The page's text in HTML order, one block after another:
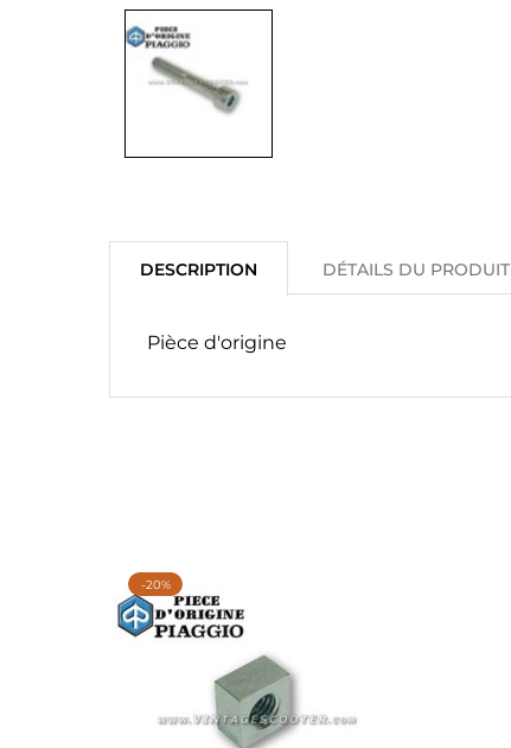
DESCRIPTION DÉTAILS DU PRODUIT
Pièce d'origine
-20%